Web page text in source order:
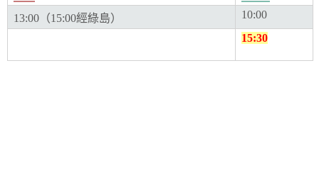
13:00（15:00經綠島）
10:00
15:30